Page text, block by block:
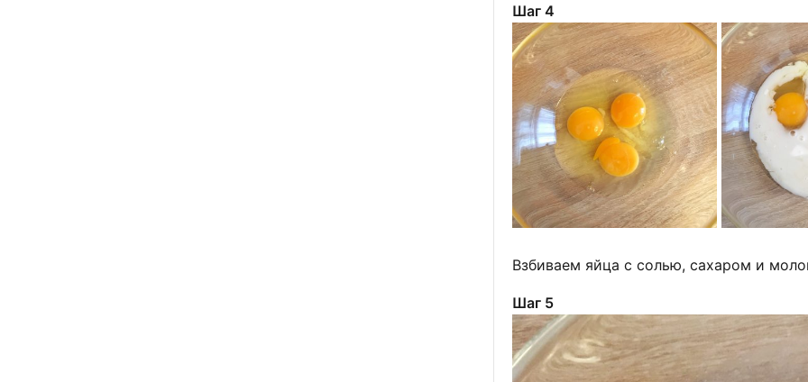
Шаг 4
Взбиваем яйца с солью, сахаром и
Шаг 5